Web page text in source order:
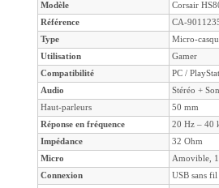
Modèle
Corsair
Référence
CA-
Type
Micro-
Utilisation
Gamer
Compatibilité
PC /
Audio
Stéréo +
Haut-parleurs
50 mm
Réponse en fréquence
20 Hz – 40
Impédance
32 Ohm
Micro
Amovible,
Connexion
USB sans fil